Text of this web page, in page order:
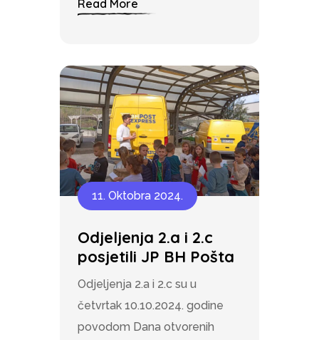
Read More
11. Oktobra 2024.
Odjeljenja 2.a i 2.c
posjetili JP BH Pošta
Odjeljenja 2.a i 2.c su u
četvrtak 10.10.2024. godine
povodom Dana otvorenih